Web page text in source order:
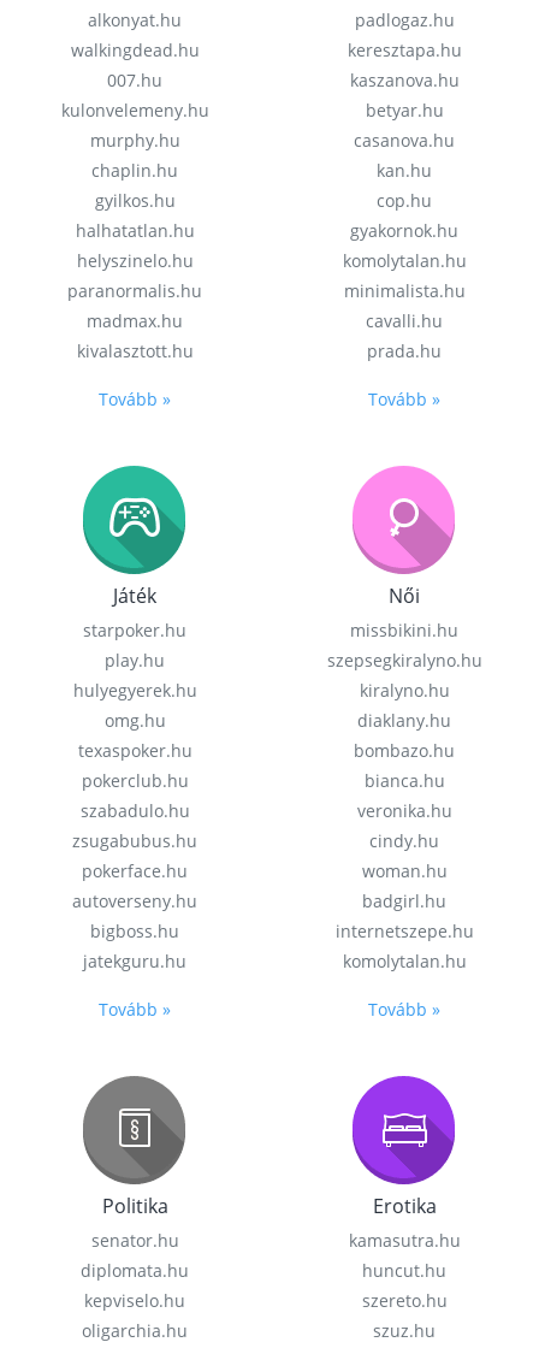
alkonyat.hu
walkingdead.hu
007.hu
kulonvelemeny.hu
murphy.hu
chaplin.hu
gyilkos.hu
halhatatlan.hu
helyszinelo.hu
paranormalis.hu
madmax.hu
kivalasztott.hu
Tovább »
padlogaz.hu
keresztapa.hu
kaszanova.hu
betyar.hu
casanova.hu
kan.hu
cop.hu
gyakornok.hu
komolytalan.hu
minimalista.hu
cavalli.hu
prada.hu
Tovább »
Játék
starpoker.hu
play.hu
hulyegyerek.hu
omg.hu
texaspoker.hu
pokerclub.hu
szabadulo.hu
zsugabubus.hu
pokerface.hu
autoverseny.hu
bigboss.hu
jatekguru.hu
Tovább »
Női
missbikini.hu
szepsegkiralyno.hu
kiralyno.hu
diaklany.hu
bombazo.hu
bianca.hu
veronika.hu
cindy.hu
woman.hu
badgirl.hu
internetszepe.hu
komolytalan.hu
Tovább »
Politika
senator.hu
diplomata.hu
kepviselo.hu
oligarchia.hu
Erotika
kamasutra.hu
huncut.hu
szereto.hu
szuz.hu